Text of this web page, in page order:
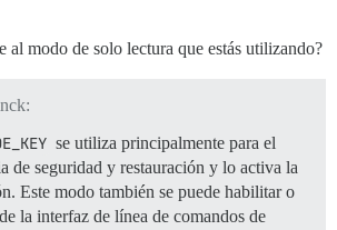
al modo de solo lectura que estás utilizando?
se utiliza principalmente para el
de seguridad y restauración y lo activa la
Este modo también se puede habilitar o
la interfaz de línea de comandos de